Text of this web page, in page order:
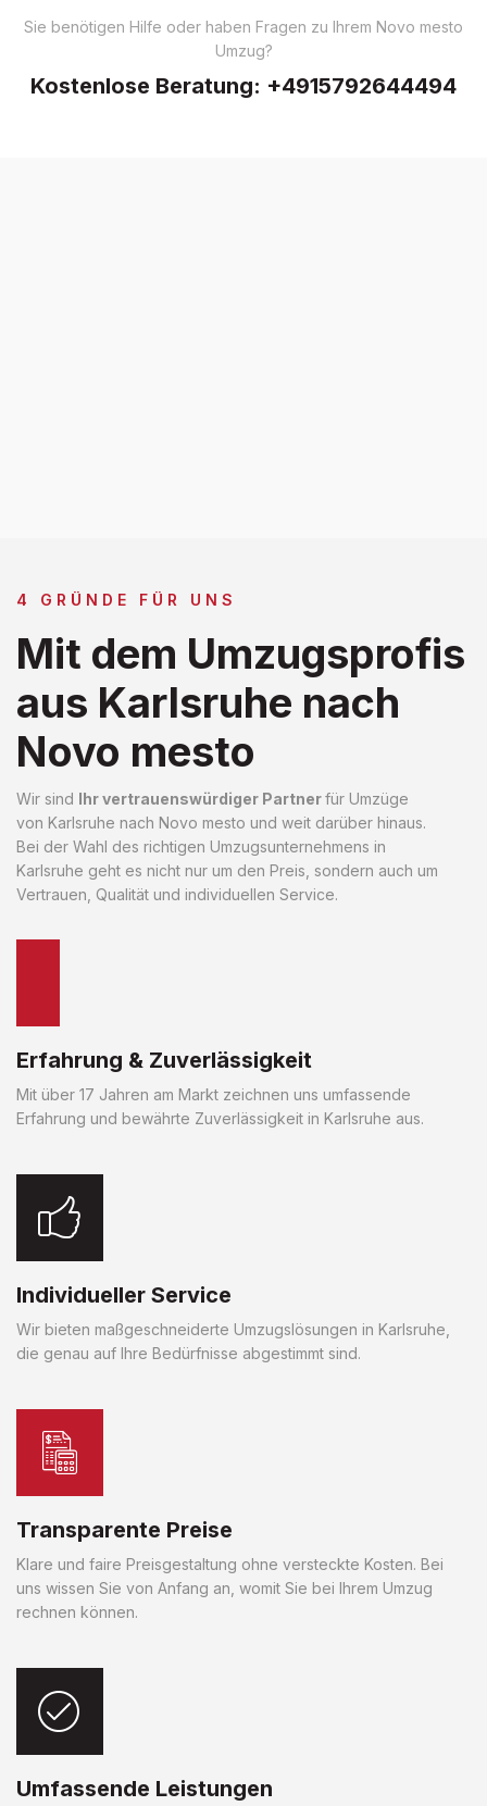
Sie benötigen Hilfe oder haben Fragen zu Ihrem Novo mesto
Umzug?
Kostenlose Beratung: +4915792644494
4 GRÜNDE FÜR UNS
Mit dem Umzugsprofis
aus Karlsruhe nach
Novo mesto
Wir sind Ihr vertrauenswürdiger Partnerfür Umzüge
von Karlsruhe nach Novo mesto und weit darüber hinaus.
Bei der Wahl des richtigen Umzugsunternehmens in
Karlsruhe geht es nicht nur um den Preis, sondern auch um
Vertrauen, Qualität und individuellen Service.
Erfahrung & Zuverlässigkeit
Mit über 17 Jahren am Markt zeichnen uns umfassende
Erfahrung und bewährte Zuverlässigkeit in Karlsruhe aus.
Individueller Service
Wir bieten maßgeschneiderte Umzugslösungen in Karlsruhe,
die genau auf Ihre Bedürfnisse abgestimmt sind.
Transparente Preise
Klare und faire Preisgestaltung ohne versteckte Kosten. Bei
uns wissen Sie von Anfang an, womit Sie bei Ihrem Umzug
rechnen können.
Umfassende Leistungen